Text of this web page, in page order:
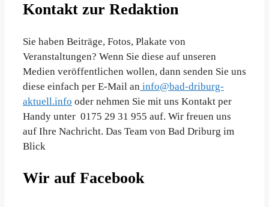
Kontakt zur Redaktion
Sie haben Beiträge, Fotos, Plakate von
Veranstaltungen? Wenn Sie diese auf unseren
Medien veröffentlichen wollen, dann senden Sie uns
diese einfach per E-Mail an info@bad-driburg-
aktuell.info oder nehmen Sie mit uns Kontakt per
Handy unter 0175 29 31 955 auf. Wir freuen uns
auf Ihre Nachricht. Das Team von Bad Driburg im
Blick
Wir auf Facebook